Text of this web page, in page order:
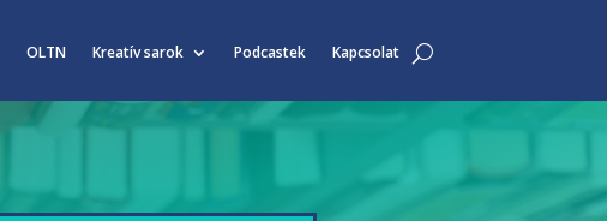
OLTN Kreatív sarok Podcastek Kapcsolat